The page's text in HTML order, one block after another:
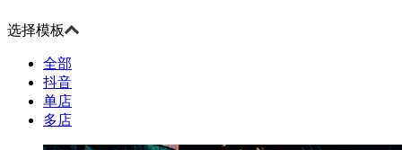
选择模板
全部
抖音
单店
多店